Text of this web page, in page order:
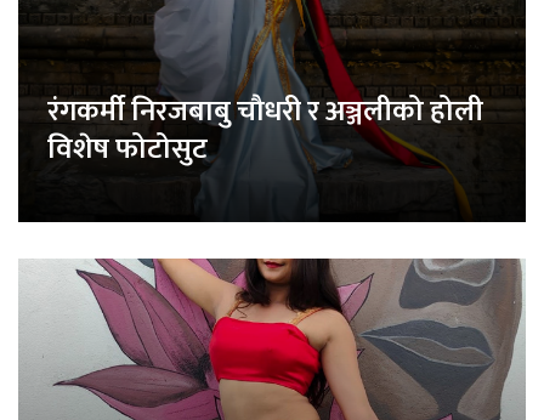
रंगकर्मी निरजबाबु चौधरी र अञ्जलीको होली
विशेष फोटोसुट